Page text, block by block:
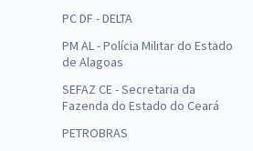
PC DF - DELTA
PM AL - Polícia Militar do Estado
de Alagoas
SEFAZ CE - Secretaria da
Fazenda do Estado do Ceará
PETROBRAS